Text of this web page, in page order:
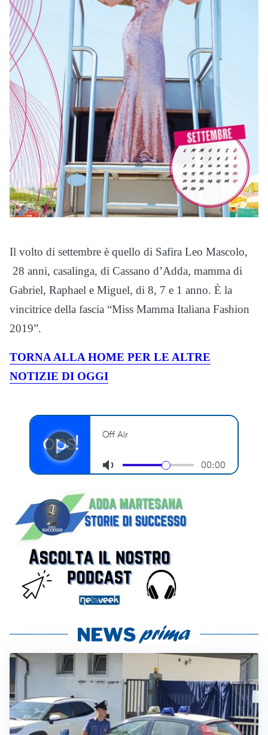
Il volto di settembre è quello di Safira Leo Mascolo,
28 anni, casalinga, di Cassano d’Adda, mamma di
Gabriel, Raphael e Miguel, di 8, 7 e 1 anno. È la
vincitrice della fascia “Miss Mamma Italiana Fashion
2019”.
TORNA ALLA HOME PER LE ALTRE
NOTIZIE DI OGGI